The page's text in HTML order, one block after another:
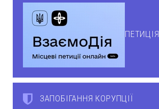
ПЕТИЦІЯ
ЗАПОБІГАННЯ КОРУПЦІЇ